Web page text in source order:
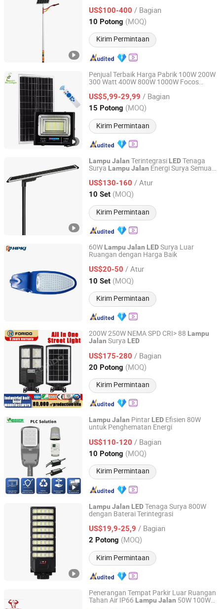
US$100-400 / Bagian
10 Potong (MOQ)
Kirim Permintaan
Harga mulai 2024
Penjual Terbaik Harga Pabrik 100W 200W
300 Watt 400W 800W 1000W Focos
Sorot Tenaga SuryaLampu
Solar Outdoor
US$5,99-29,99 / Bagian
15 Potong (MOQ)
Kirim Permintaan
Guangzhou Light Messenger Technology Application Co.,
Guangdong, China Harga mulai 2023
Lampu Jalan Terintegrasi LEDTenaga
Surya Lampu Jalan Energi Surya Semua
US$130-160 / Atur
10 Set (MOQ)
Kirim Permintaan
Jiangsu Shixin Electric Group Co., Ltd.
Harga mulai 2013
60W Lampu Jalan LEDSurya Luar
Ruangan dengan Harga Baik
US$20-50 / Atur
10 Set (MOQ)
Kirim Permintaan
Yangzhou HePu Lighting Technology Co., Ltd.
Jiangsu, China Harga mulai 2020
200W 250W NEMA SPD CRI> 88 Lampu
Jalan Surya LED
US$175-280 / Bagian
20 Potong (MOQ)
Kirim Permintaan
Yangzhou Forido Photoelectric Technology Co., Ltd.
Jiangsu, China Harga mulai 2024
Lampu Jalan Pintar LED Efisien 80W
untuk Penghematan Energi
US$110-120 / Bagian
10 Potong (MOQ)
Kirim Permintaan
Shenzhen BBier Lighting Co., Ltd.
Guangdong, China Harga mulai 2012
Lampu Jalan LEDTenaga Surya 800W
dengan Baterai Terintegrasi
US$19,9-25,9 / Bagian
2 Potong (MOQ)
Kirim Permintaan
Sichuan Haoyuan Deju Technology Co., Ltd.
Sichuan, China Harga mulai 2025
Penerangan Tempat Parkir Luar Ruangan
Tahan Air IP66 Lampu Jalan 50W 100W
Ningbo Die Casting Man Energy Co., Ltd.